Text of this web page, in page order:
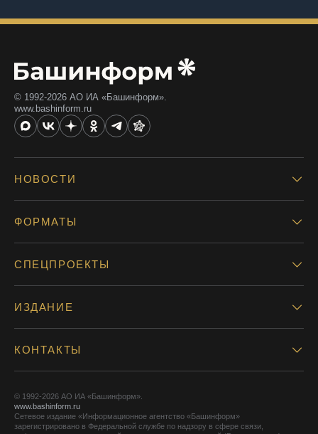
© 1992-2026 АО ИА «Башинформ».
www.bashinform.ru
НОВОСТИ
ФОРМАТЫ
СПЕЦПРОЕКТЫ
ИЗДАНИЕ
КОНТАКТЫ
© 1992-2026 АО ИА «Башинформ».
www.bashinform.ru
Сетевое издание «Информационное агентство «Башинформ»
зарегистрировано в Федеральной службе по надзору в сфере связи,